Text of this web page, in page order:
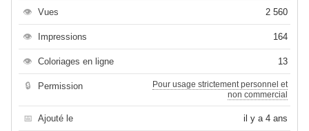
👁 Vues 2 560
👁 Impressions 164
👁 Coloriages en ligne 13
🔒 Permission
Pour usage strictement personnel et
non commercial
📅 Ajouté le il y a 4 ans